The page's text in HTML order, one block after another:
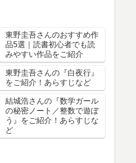
東野圭吾さんのおすすめ作
品5選｜読書初心者でも読
みやすい作品をご紹介
東野圭吾さんの『白夜行』
をご紹介！あらすじなど
結城浩さんの『数学ガール
の秘密ノート／整数で遊ぼ
う』をご紹介！あらすじな
ど